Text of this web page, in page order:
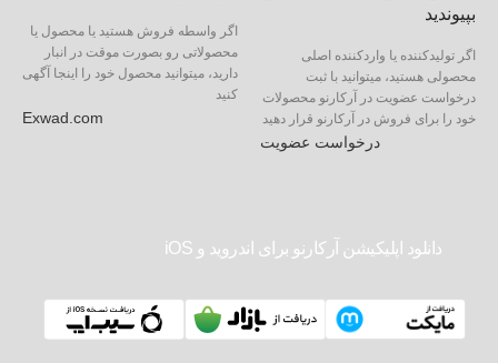
بپیوندید
اگر تولیدکننده یا واردکننده اصلی
محصولی هستید، میتوانید با ثبت
درخواست عضویت در آرکارنو محصولات
خود را برای فروش در آرکارنو قرار دهید
درخواست عضویت
اگر واسطه فروش هستید یا محصول یا
محصولاتی رو بصورت موقت در انبار
دارید، میتوانید محصول خود را اینجا آگهی
کنید
Exwad.com
دانلود اپلیکیشن آرکارنو برای اندروید و iOS